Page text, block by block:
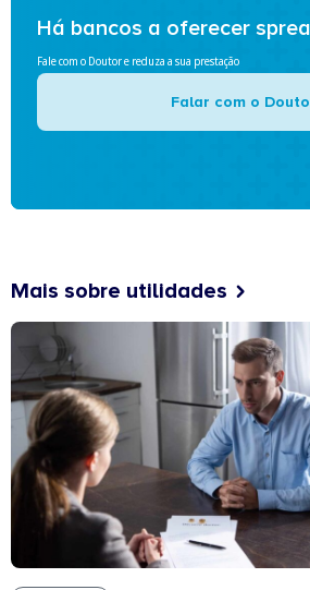
Há bancos a oferecer
Fale com o Doutor e reduza a sua prestação
Falar com o
Mais sobre utilidades